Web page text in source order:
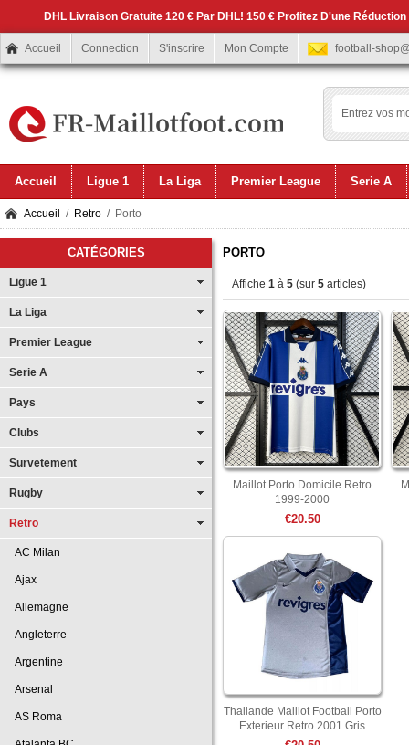
DHL Livraison Gratuite 120 € Par DHL! 150 € Profitez D'une
Accueil Connection S'inscrire Mon Compte football-
Accueil Ligue 1 La Liga Premier League Serie A
Accueil / Retro / Porto
CATÉGORIES
Ligue 1
La Liga
Premier League
Serie A
Pays
Clubs
Survetement
Rugby
Retro
AC Milan
Ajax
Allemagne
Angleterre
Argentine
Arsenal
AS Roma
PORTO
Affiche 1 à 5 (sur 5 articles)
Maillot Porto Domicile Retro
1999-2000
€20.50
Thailande Maillot Football Porto
Exterieur Retro 2001 Gris